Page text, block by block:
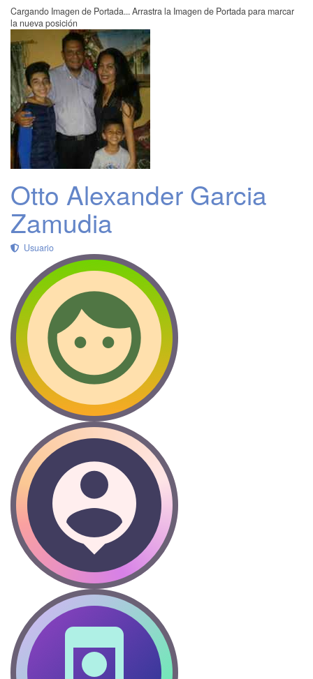
Cargando Imagen de Portada... Arrastra la Imagen de Portada para marcar
la nueva posición
Otto Alexander Garcia
Zamudia
Usuario